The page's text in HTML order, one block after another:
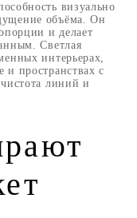
визуально
объёма. Он
и делает
Светлая
интерьерах,
и пространствах с
линий и